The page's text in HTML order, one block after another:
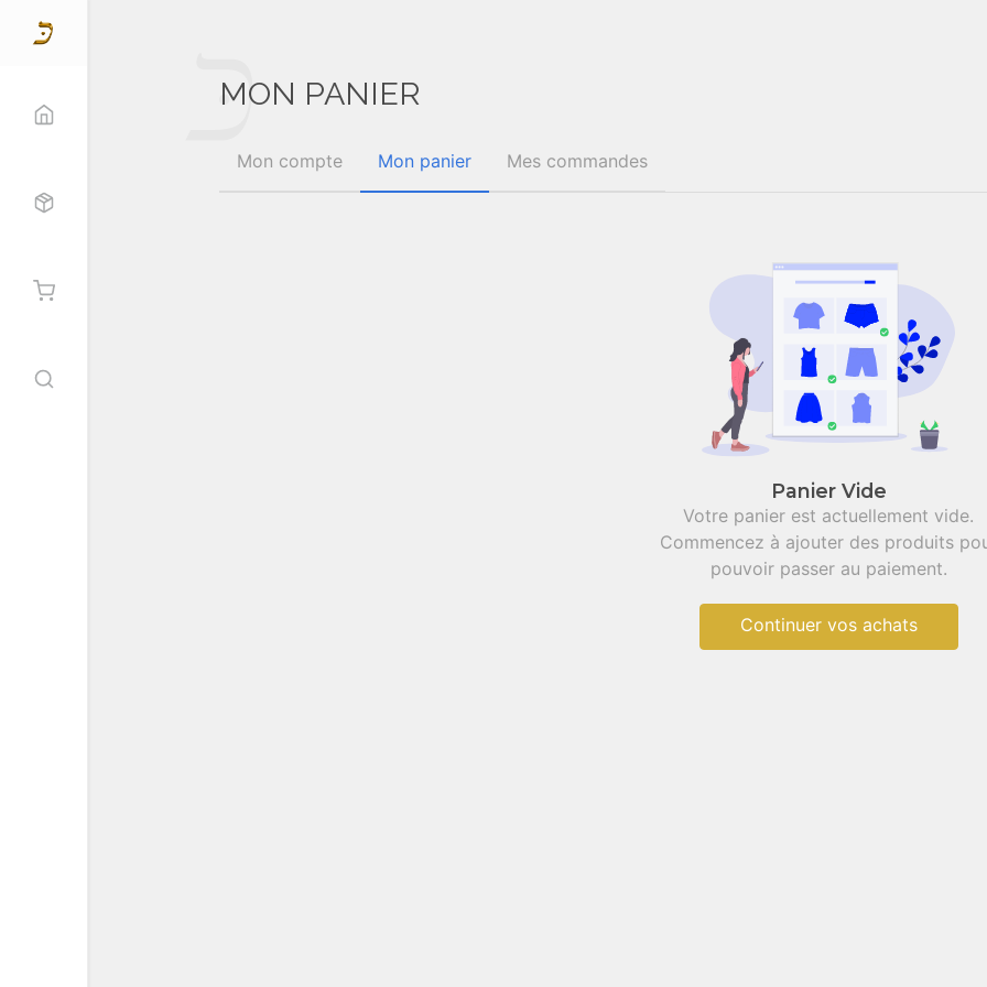
MON PANIER
Mon compte Mon panier Mes commandes
Panier Vide
Votre panier est actuellement vide.
Commencez à ajouter des produits
pouvoir passer au paiement.
Continuer vos achats